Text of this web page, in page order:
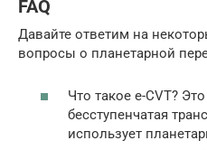
FAQ
Давайте ответим на
вопросы о планетарной
Что такое e-CVT?
бесступенчатая
использует